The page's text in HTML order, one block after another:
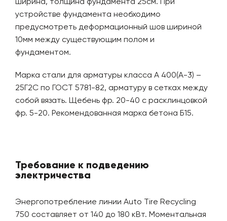
устройстве фундамента необходимо
предусмотреть деформационный шов шириной
10мм между существующим полом и
фундаментом.
Марка стали для арматуры класса А 400(А-3) –
25Г2С по ГОСТ 5781-82, арматуру в сетках между
собой вязать. Щебень фр. 20-40 с расклинцовкой
фр. 5-20. Рекомендованная марка бетона Б15.
Требование к подведению
электричества
Энергопотребление линии Auto Tire Recycling
750 составляет от 140 до 180 кВт. Моментальная